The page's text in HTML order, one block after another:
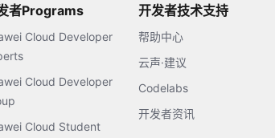
者Programs
Cloud Developer
Cloud Developer
Cloud Student
开发者技术支持
帮助中心
云声·建议
Codelabs
开发者资讯